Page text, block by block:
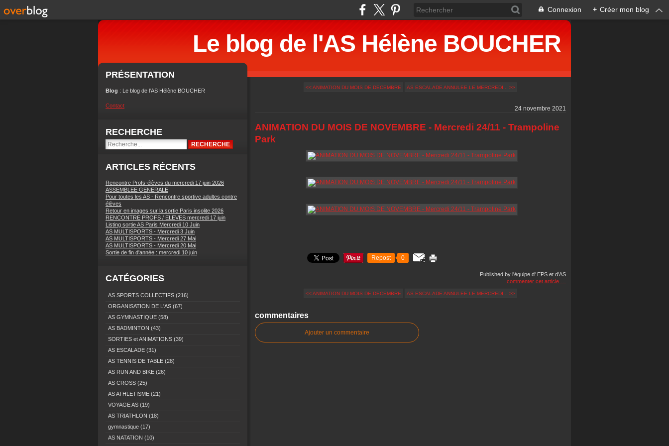
Connexion + Créer mon blog
Le blog de l'AS Hélène BOUCHER
PRÉSENTATION
Blog : Le blog de l'AS Hélène BOUCHER
Contact
RECHERCHE
ARTICLES RÉCENTS
Rencontre Profs-élèves du mercredi 17 juin 2026
ASSEMBLEE GENERALE
Pour toutes les AS - Rencontre sportive adultes contre
élèves
Retour en images sur la sortie Paris insolite 2026
RENCONTRE PROFS / ELEVES mercredi 17 juin
Listing sortie AS Paris Mercredi 10 Juin
AS MULTISPORTS - Mercredi 3 Juin
AS MULTISPORTS - Mercredi 27 Mai
AS MULTISPORTS - Mercredi 20 Mai
Sortie de fin d'année : mercredi 10 juin
CATÉGORIES
AS SPORTS COLLECTIFS (216)
ORGANISATION DE L'AS (67)
AS GYMNASTIQUE (58)
AS BADMINTON (43)
SORTIES et ANIMATIONS (39)
AS ESCALADE (31)
AS TENNIS DE TABLE (28)
AS RUN AND BIKE (26)
AS CROSS (25)
AS ATHLETISME (21)
VOYAGE AS (19)
AS TRIATHLON (18)
gymnastique (17)
AS NATATION (10)
<< ANIMATION DU MOIS DE DECEMBRE AS ESCALADE ANNULEE LE MERCREDI... >>
24 novembre 2021
ANIMATION DU MOIS DE NOVEMBRE - Mercredi 24/11 - Trampoline
Park
Repost 0
Published by l'équipe d' EPS et d'AS
commenter cet article
<< ANIMATION DU MOIS DE DECEMBRE AS ESCALADE ANNULEE LE MERCREDI... >>
commentaires
Ajouter un commentaire